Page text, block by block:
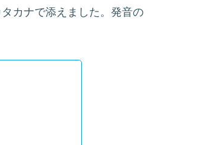
カナで添えました。発音の